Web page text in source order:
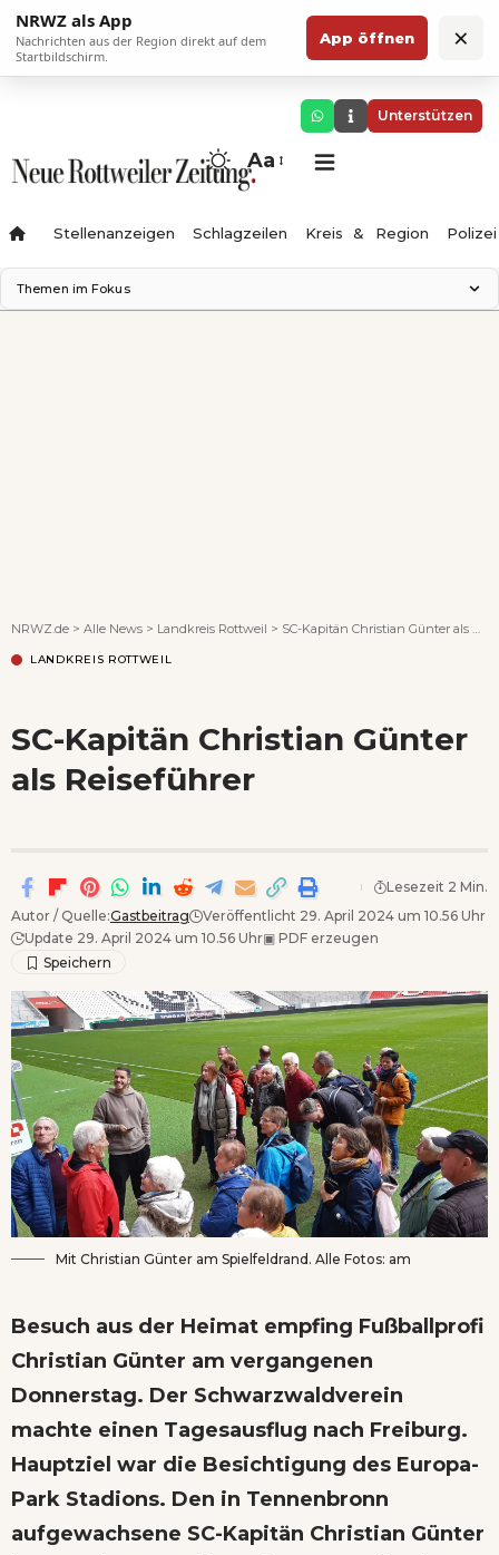
NRWZ als App
Nachrichten aus der Region direkt auf dem
Startbildschirm.
App öffnen ×
Unterstützen
Aa
Stellenanzeigen Schlagzeilen Kreis & Region Polizei
Themen im Fokus
NRWZ.de > Alle News > Landkreis Rottweil > SC-Kapitän Christian Günter als Reiseführer
LANDKREIS ROTTWEIL
SC-Kapitän Christian Günter
als Reiseführer
Autor / Quelle:Gastbeitrag
Veröffentlicht 29. April 2024 um 10.56 Uhr
Update 29. April 2024 um 10.56 Uhr▣ PDF erzeugen
Lesezeit 2 Min.
Mit Christian Günter am Spielfeldrand. Alle Fotos: am
Besuch aus der Heimat empfing Fußballprofi
Christian Günter am vergangenen
Donnerstag. Der Schwarzwaldverein
machte einen Tagesausflug nach Freiburg.
Hauptziel war die Besichtigung des Europa-
Park Stadions. Den in Tennenbronn
aufgewachsene SC-Kapitän Christian Günter